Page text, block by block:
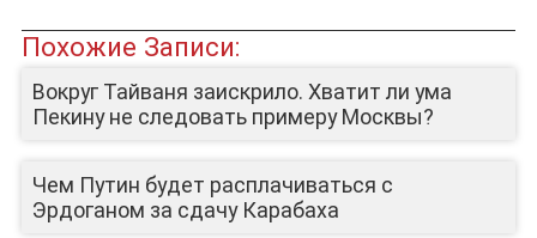
Похожие Записи:
Вокруг Тайваня заискрило. Хватит ли ума
Пекину не следовать примеру Москвы?
Чем Путин будет расплачиваться с
Эрдоганом за сдачу Карабаха